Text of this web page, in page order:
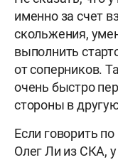
именно за счет
скольжения,
выполнить
от соперников.
очень быстро
стороны в
Если говорить
Олег Ли из СКА,